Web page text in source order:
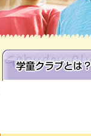
学童クラブとは？